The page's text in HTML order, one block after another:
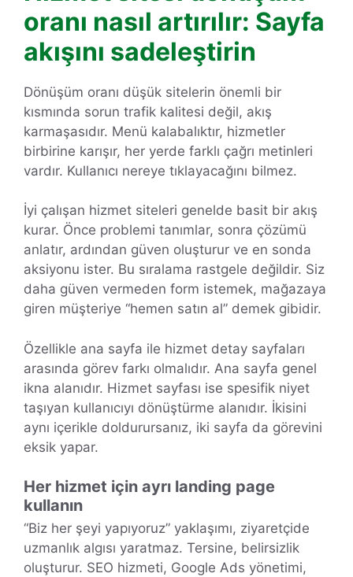
oranı nasıl artırılır: Sayfa
akışını sadeleştirin
Dönüşüm oranı düşük sitelerin önemli bir
kısmında sorun trafik kalitesi değil, akış
karmaşasıdır. Menü kalabalıktır, hizmetler
birbirine karışır, her yerde farklı çağrı metinleri
vardır. Kullanıcı nereye tıklayacağını bilmez.
İyi çalışan hizmet siteleri genelde basit bir akış
kurar. Önce problemi tanımlar, sonra çözümü
anlatır, ardından güven oluşturur ve en sonda
aksiyonu ister. Bu sıralama rastgele değildir. Siz
daha güven vermeden form istemek, mağazaya
giren müşteriye “hemen satın al” demek gibidir.
Özellikle ana sayfa ile hizmet detay sayfaları
arasında görev farkı olmalıdır. Ana sayfa genel
ikna alanıdır. Hizmet sayfası ise spesifik niyet
taşıyan kullanıcıyı dönüştürme alanıdır. İkisini
aynı içerikle doldurursanız, iki sayfa da görevini
eksik yapar.
Her hizmet için ayrı landing page
kullanın
“Biz her şeyi yapıyoruz” yaklaşımı, ziyaretçide
uzmanlık algısı yaratmaz. Tersine, belirsizlik
oluşturur. SEO hizmeti, Google Ads yönetimi,